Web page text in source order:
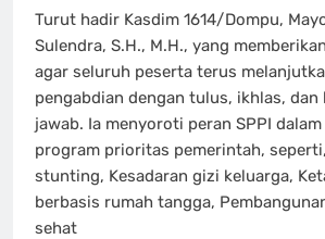
Turut hadir Kasdim 1614/Dompu,
Sulendra, S.H., M.H., yang
agar seluruh peserta terus
pengabdian dengan tulus, ikhlas,
jawab. Ia menyoroti peran SPPI
program prioritas pemerintah,
stunting, Kesadaran gizi keluarga,
berbasis rumah tangga,
sehat